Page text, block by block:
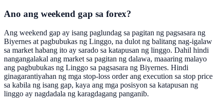
Ano ang weekend gap sa forex?
Ang weekend gap ay isang paglundag sa pagitan ng pagsasara ng
Biyernes at pagbubukas ng Linggo, na dulot ng balitang nag-igalaw
sa market habang ito ay sarado sa katapusan ng linggo. Dahil hindi
nangangalakal ang market sa pagitan ng dalawa, maaaring malayo
ang pagbubukas ng Linggo sa pagsasara ng Biyernes. Hindi
ginagarantiyahan ng mga stop-loss order ang execution sa stop price
sa kabila ng isang gap, kaya ang mga posisyon sa katapusan ng
linggo ay nagdadala ng karagdagang panganib.